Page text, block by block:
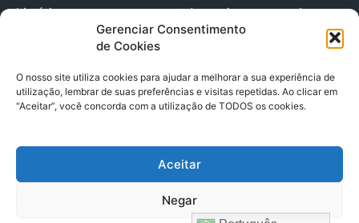
Gerenciar Consentimento
de Cookies
O nosso site utiliza cookies para ajudar a melhorar a sua experiência de
utilização, lembrar de suas preferências e visitas repetidas. Ao clicar em
“Aceitar”, você concorda com a utilização de TODOS os cookies.
Aceitar
Negar
história que merece ser contada, envie-nos agora!
(91) 98224 - 3111
© 2025 A Província do Pará CNPJ: 04.901.141/0001-36 End .
Trav. Quintino Bocaiuva 2301, Ed. Rogério Fernandez – Sala
2701- Cremação – CEP 66045.315